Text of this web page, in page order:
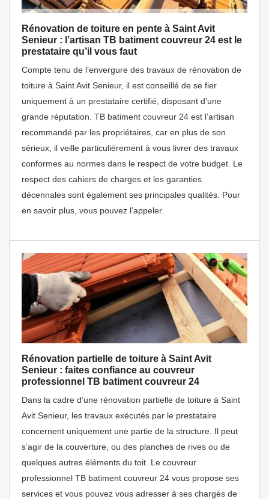
Rénovation de toiture en pente à Saint Avit
Senieur : l’artisan TB batiment couvreur 24 est le
prestataire qu’il vous faut
Compte tenu de l’envergure des travaux de rénovation de
toiture à Saint Avit Senieur, il est conseillé de se fier
uniquement à un prestataire certifié, disposant d’une
grande réputation. TB batiment couvreur 24 est l’artisan
recommandé par les propriétaires, car en plus de son
sérieux, il veille particulièrement à vous livrer des travaux
conformes au normes dans le respect de votre budget. Le
respect des cahiers de charges et les garanties
décennales sont également ses principales qualités. Pour
en savoir plus, vous pouvez l’appeler.
Rénovation partielle de toiture à Saint Avit
Senieur : faites confiance au couvreur
professionnel TB batiment couvreur 24
Dans la cadre d’une rénovation partielle de toiture à Saint
Avit Senieur, les travaux exécutés par le prestataire
concernent uniquement une partie de la structure. Il peut
s’agir de la couverture, ou des planches de rives ou de
quelques autres éléments du toit. Le couvreur
professionnel TB batiment couvreur 24 vous propose ses
services et vous pouvez vous adresser à ses chargés de